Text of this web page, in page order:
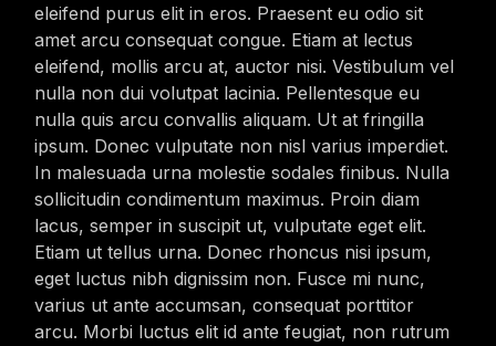
eleifend purus elit in eros. Praesent eu odio sit
amet arcu consequat congue. Etiam at lectus
eleifend, mollis arcu at, auctor nisi. Vestibulum vel
nulla non dui volutpat lacinia. Pellentesque eu
nulla quis arcu convallis aliquam. Ut at fringilla
ipsum. Donec vulputate non nisl varius imperdiet.
In malesuada urna molestie sodales finibus. Nulla
sollicitudin condimentum maximus. Proin diam
lacus, semper in suscipit ut, vulputate eget elit.
Etiam ut tellus urna. Donec rhoncus nisi ipsum,
eget luctus nibh dignissim non. Fusce mi nunc,
varius ut ante accumsan, consequat porttitor
arcu. Morbi luctus elit id ante feugiat, non rutrum